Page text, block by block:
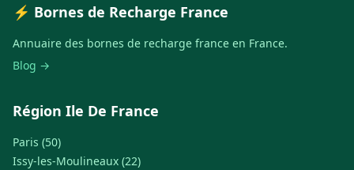
⚡ Bornes de Recharge France
Annuaire des bornes de recharge france en France.
Blog →
Région Ile De France
Paris (50)
Issy-les-Moulineaux (22)